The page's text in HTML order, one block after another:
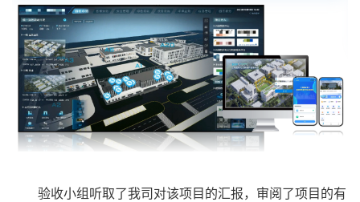
验收小组听取了我司对该项目的汇报，审阅了项目的有